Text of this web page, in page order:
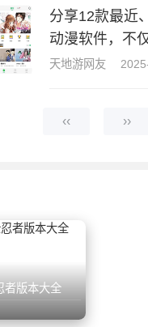
分享12款最近
动漫软件，不
漫，还有国漫
天地游网友
‹‹ ››
者版本大全